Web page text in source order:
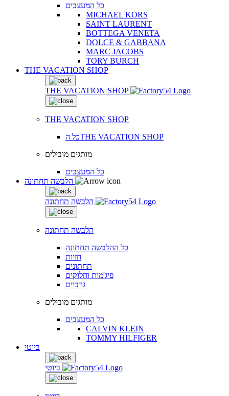
כל המעצבים
MICHAEL KORS
SAINT LAURENT
BOTTEGA VENETA
DOLCE & GABBANA
MARC JACOBS
TORY BURCH
THE VACATION SHOP
THE VACATION SHOP
THE VACATION SHOP
כל הTHE VACATION SHOP
מותגים מובילים
כל המעצבים
הלבשה תחתונה
הלבשה תחתונה
כל ההלבשה תחתונה
חזיות
תחתונים
פיג'מות וחלוקים
גרביים
מותגים מובילים
כל המעצבים
CALVIN KLEIN
TOMMY HILFIGER
ביוטי
ביוטי